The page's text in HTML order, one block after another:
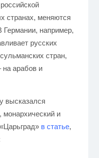
странах, меняются
Германии, например,
русских
стран,
арабов и
высказался
монархический и
в статье,